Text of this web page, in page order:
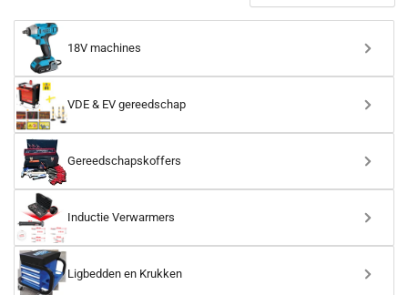
18V machines
VDE & EV gereedschap
Gereedschapskoffers
Inductie Verwarmers
Ligbedden en Krukken